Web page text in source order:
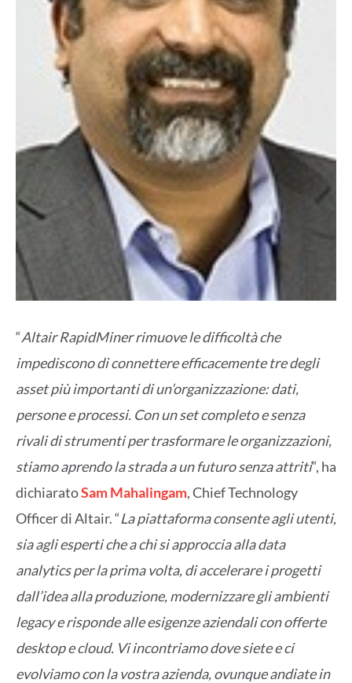
“Altair RapidMiner rimuove le difficoltà che
impediscono di connettere efficacemente tre degli
asset più importanti di un’organizzazione: dati,
persone e processi. Con un set completo e senza
rivali di strumenti per trasformare le organizzazioni,
stiamo aprendo la strada a un futuro senza attriti“, ha
dichiaratoSam Mahalingam, Chief Technology
Officer di Altair. “La piattaforma consente agli utenti,
sia agli esperti che a chi si approccia alla data
analytics per la prima volta, di accelerare i progetti
dall’idea alla produzione, modernizzare gli ambienti
legacy e risponde alle esigenze aziendali con offerte
desktop e cloud. Vi incontriamo dove siete e ci
evolviamo con la vostra azienda, ovunque andiate in